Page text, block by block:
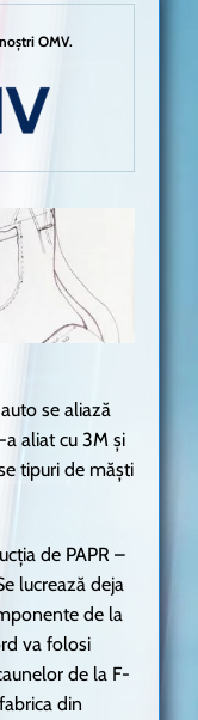
OMV.
se aliază
aliat cu 3M și
tipuri de măști
de PAPR –
lucrează deja
de la
va folosi
de la F-
din